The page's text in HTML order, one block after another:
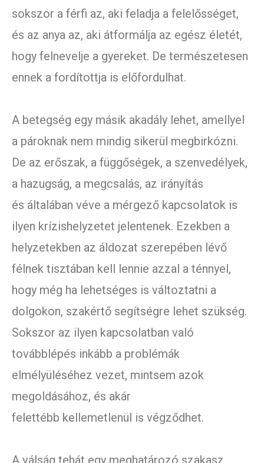
sokszor a férfi az, aki feladja a felelősséget,
és az anya az, aki átformálja az egész életét,
hogy felnevelje a gyereket. De természetesen
ennek a fordítottja is előfordulhat.
A betegség egy másik akadály lehet, amellyel
a pároknak nem mindig sikerül megbirkózni.
De az erőszak, a függőségek, a szenvedélyek,
a hazugság, a megcsalás, az irányítás
és általában véve a mérgező kapcsolatok is
ilyen krízishelyzetet jelentenek. Ezekben a
helyzetekben az áldozat szerepében lévő
félnek tisztában kell lennie azzal a ténnyel,
hogy még ha lehetséges is változtatni a
dolgokon, szakértő segítségre lehet szükség.
Sokszor az ilyen kapcsolatban való
továbblépés inkább a problémák
elmélyüléséhez vezet, mintsem azok
megoldásához, és akár
felettébb kellemetlenül is végződhet.
A válság tehát egy meghatározó szakasz